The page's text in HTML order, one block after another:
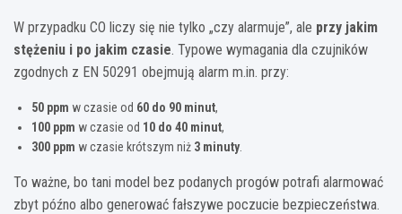
W przypadku CO liczy się nie tylko „czy alarmuje”, ale przy jakim
stężeniu i po jakim czasie. Typowe wymagania dla czujników
zgodnych z EN 50291 obejmują alarm m.in. przy:
50 ppm w czasie od 60 do 90 minut,
100 ppm w czasie od 10 do 40 minut,
300 ppm w czasie krótszym niż 3 minuty.
To ważne, bo tani model bez podanych progów potrafi alarmować
zbyt późno albo generować fałszywe poczucie bezpieczeństwa.